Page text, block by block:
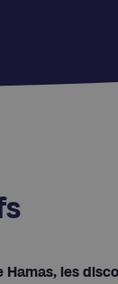
les